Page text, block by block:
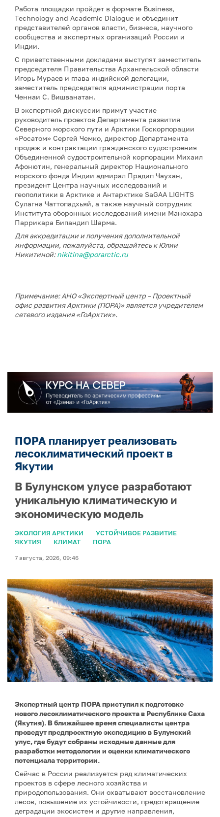
Работа площадки пройдет в формате Business,
Technology and Academic Dialogue и объединит
представителей органов власти, бизнеса, научного
сообщества и экспертных организаций России и
Индии.
С приветственными докладами выступят заместитель
председателя Правительства Архангельской области
Игорь Мураев и глава индийской делегации,
заместитель председателя администрации порта
Ченнаи С. Вишванатан.
В экспертной дискуссии примут участие
руководитель проектов Департамента развития
Северного морского пути и Арктики Госкорпорации
«Росатом» Сергей Чемко, директор Департамента
продаж и контрактации гражданского судостроения
Объединенной судостроительной корпорации Михаил
Афонютин, генеральный директор Национального
морского фонда Индии адмирал Прадип Чаухан,
президент Центра научных исследований и
геополитики в Арктике и Антарктике SaGAA LIGHTS
Сулагна Чаттопадхьяй, а также научный сотрудник
Института оборонных исследований имени Манохара
Паррикара Бипандип Шарма.
Для аккредитации и получения дополнительной
информации, пожалуйста, обращайтесь к Юлии
Никитиной:nikitina@porarctic.ru
Примечание: АНО «Экспертный центр – Проектный
офис развития Арктики (ПОРА)» является учредителем
сетевого издания «ГоАрктик».
ПОРА планирует реализовать
лесоклиматический проект в
Якутии
В Булунском улусе разработают
уникальную климатическую и
экономическую модель
ЭКОЛОГИЯ АРКТИКИ
УСТОЙЧИВОЕ РАЗВИТИЕ
ЯКУТИЯ
КЛИМАТ ПОРА
7 августа, 2026, 09:46
Экспертный центр ПОРА приступил к подготовке
нового лесоклиматического проекта в Республике Саха
(Якутия). В ближайшее время специалисты центра
проведут предпроектную экспедицию в Булунский
улус, где будут собраны исходные данные для
разработки методологии и оценки климатического
потенциала территории.
Сейчас в России реализуется ряд климатических
проектов в сфере лесного хозяйства и
природопользования. Они охватывают восстановление
лесов, повышение их устойчивости, предотвращение
деградации экосистем и другие направления,